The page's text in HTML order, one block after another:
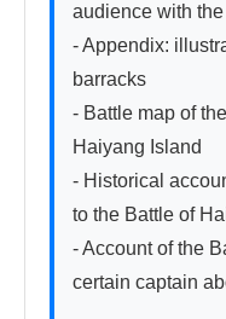
audience with
- Appendix:
barracks
- Battle map of
Haiyang Island
- Historical
to the Battle of
- Account of the
certain captain